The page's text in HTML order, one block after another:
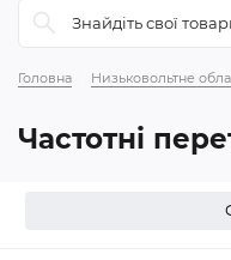
Головна Низьковольтне
Частотні